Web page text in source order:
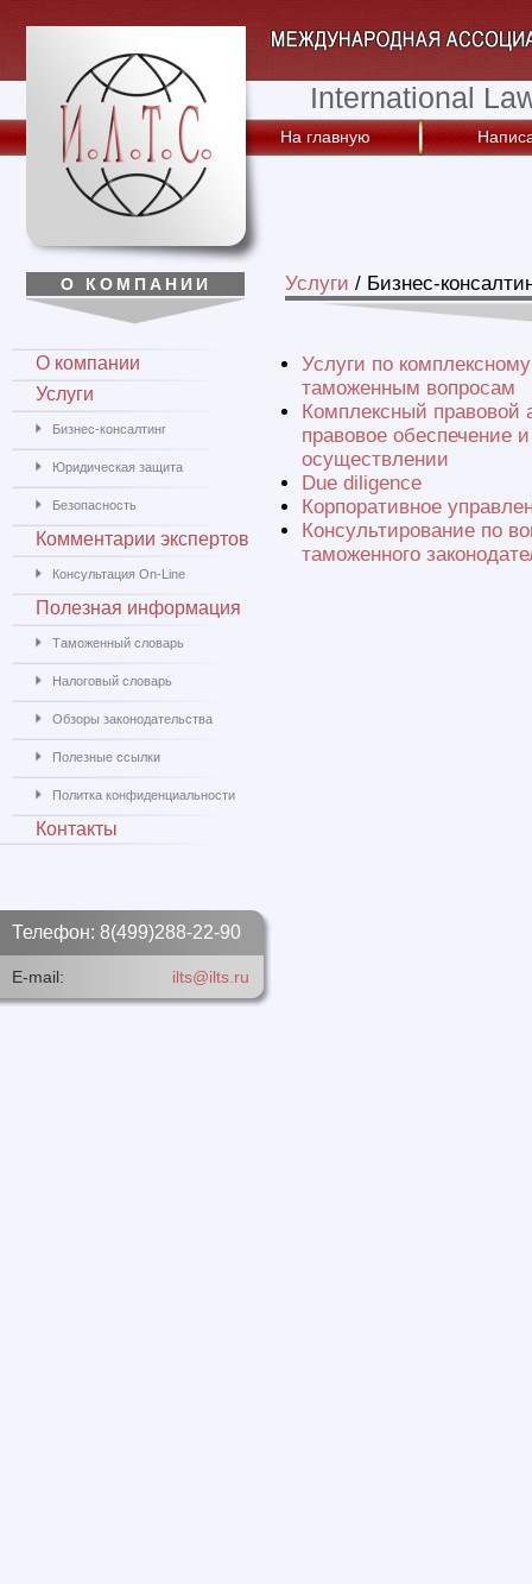
International
На главную
Услуги / Бизнес-
Услуги по
таможенным вопросам
Комплексный правовой
правовое обеспечение
осуществлении
Due diligence
Корпоративное
Консультирование по
таможенного
О КОМПАНИИ
О компании
Услуги
Бизнес-консалтинг
Юридическая защита
Безопасность
Комментарии экспертов
Консультация On-Line
Полезная информация
Таможенный словарь
Налоговый словарь
Обзоры законодательства
Полезные ссылки
Политка конфиденциальности
Контакты
Телефон: 8(499)288-22-90
E-mail: ilts@ilts.ru